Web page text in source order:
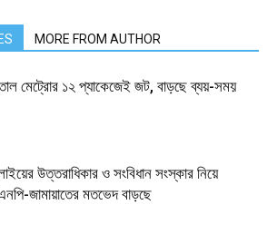
MORE FROM AUTHOR
মেট্রোর ১২ প্যাকেজেই জট, বাড়ছে ব্যয়-সময়
উত্তরাধিকার ও সংবিধান সংস্কার নিয়ে
জামায়াতের মতভেদ বাড়ছে